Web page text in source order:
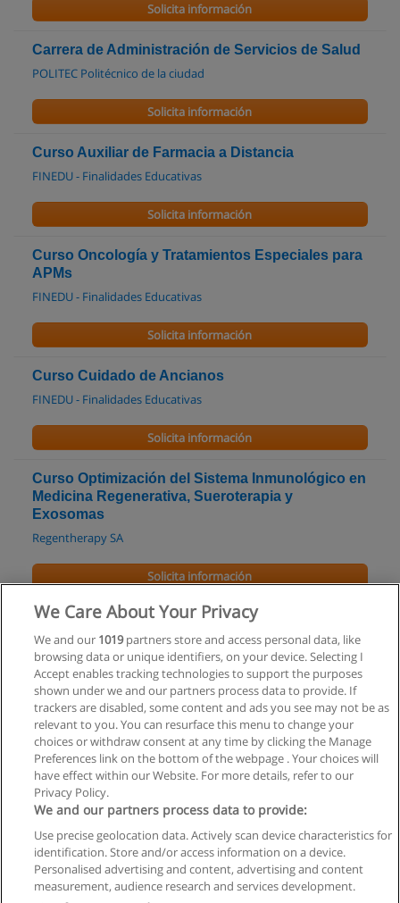
Solicita información
Carrera de Administración de Servicios de Salud
POLITEC Politécnico de la ciudad
Solicita información
Curso Auxiliar de Farmacia a Distancia
FINEDU - Finalidades Educativas
Solicita información
Curso Oncología y Tratamientos Especiales para
APMs
FINEDU - Finalidades Educativas
Solicita información
Curso Cuidado de Ancianos
FINEDU - Finalidades Educativas
Solicita información
Curso Optimización del Sistema Inmunológico en
Medicina Regenerativa, Sueroterapia y
Exosomas
Regentherapy SA
Solicita información
Curso de Cuidador Domiciliario y Atención al
Adulto Mayor Online
Instituto Aprende Hoy
Solicita información
Privacidad de datos
Contactar con Educaedu
We Care About Your Privacy
We and our 1019partners store and access personal data, like
browsing data or unique identifiers, on your device. Selecting I
Accept enables tracking technologies to support the purposes
shown under we and our partners process data to provide. If
trackers are disabled, some content and ads you see may not be as
relevant to you. You can resurface this menu to change your
choices or withdraw consent at any time by clicking the Manage
Preferences link on the bottom of the webpage . Your choices will
have effect within our Website. For more details, refer to our
Privacy Policy.
We and our partners process data to provide:
Use precise geolocation data. Actively scan device characteristics for
identification. Store and/or access information on a device.
Personalised advertising and content, advertising and content
measurement, audience research and services development.